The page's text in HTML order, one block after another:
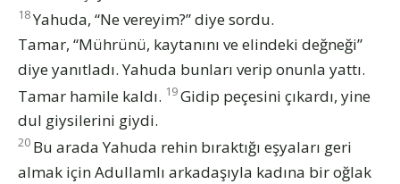
18Yahuda, “Ne vereyim?” diye sordu.
Tamar, “Mührünü, kaytanını ve elindeki değneği”
diye yanıtladı. Yahuda bunları verip onunla yattı.
Tamar hamile kaldı. 19Gidip peçesini çıkardı, yine
dul giysilerini giydi.
20 Bu arada Yahuda rehin bıraktığı eşyaları geri
almak için Adullamlı arkadaşıyla kadına bir oğlak